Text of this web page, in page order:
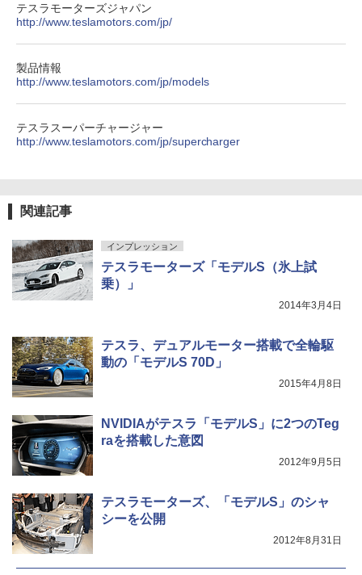
テスラモーターズジャパン
http://www.teslamotors.com/jp/
製品情報
http://www.teslamotors.com/jp/models
テスラスーパーチャージャー
http://www.teslamotors.com/jp/supercharger
関連記事
インプレッション
テスラモーターズ「モデルS（氷上試
乗）」
2014年3月4日
テスラ、デュアルモーター搭載で全輪駆
動の「モデルS 70D」
2015年4月8日
NVIDIAがテスラ「モデルS」に2つのTeg
raを搭載した意図
2012年9月5日
テスラモーターズ、「モデルS」のシャ
シーを公開
2012年8月31日